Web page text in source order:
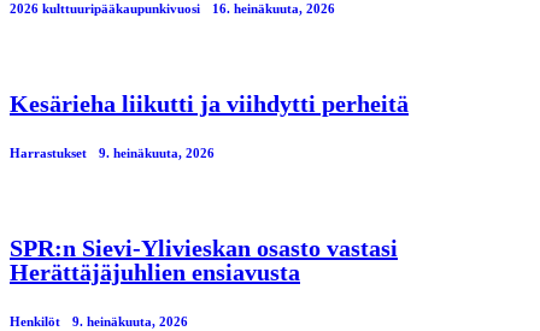
2026 kulttuuripääkaupunkivuosi 16. heinäkuuta, 2026
Kesärieha liikutti ja viihdytti perheitä
Harrastukset 9. heinäkuuta, 2026
SPR:n Sievi-Ylivieskan osasto vastasi
Herättäjäjuhlien ensiavusta
Henkilöt 9. heinäkuuta, 2026